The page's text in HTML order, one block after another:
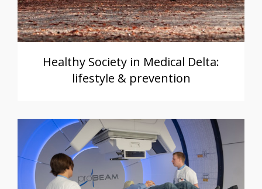
Healthy Society in Medical Delta:
lifestyle & prevention